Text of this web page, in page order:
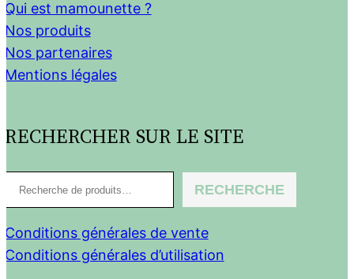
Qui est mamounette ?
Nos produits
Nos partenaires
Mentions légales
RECHERCHER SUR LE SITE
e
c
h
RECHERCHE
Conditions générales de vente
Conditions générales d’utilisation